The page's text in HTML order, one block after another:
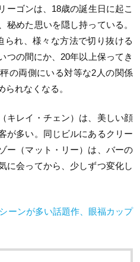
ーゴンは、 18歳の誕生日に起こ
秘めた思いを隠し持っている。
られ、様々な方法で切り抜ける
の間にか、 20年以上保ってき
の両側にいる対等な2人の関係
れなくなる。
キレイ・チェン）は、美しい顔
が多い。同じビルにあるクリー
ー（マット・リー）は、バーの
に会ってから、少しずつ変化し
ーンが多い話題作、眼福カップ